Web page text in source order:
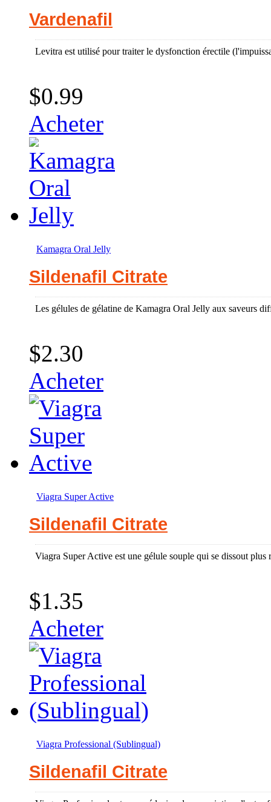
Vardenafil
Levitra est utilisé pour traiter le dysfonction érectile
$0.99
Acheter
Kamagra Oral Jelly
Sildenafil Citrate
Les gélules de gélatine de Kamagra Oral Jelly aux saveurs
$2.30
Acheter
Viagra Super Active
Sildenafil Citrate
Viagra Super Active est une gélule souple qui se dissout
$1.35
Acheter
Viagra Professional (Sublingual)
Sildenafil Citrate